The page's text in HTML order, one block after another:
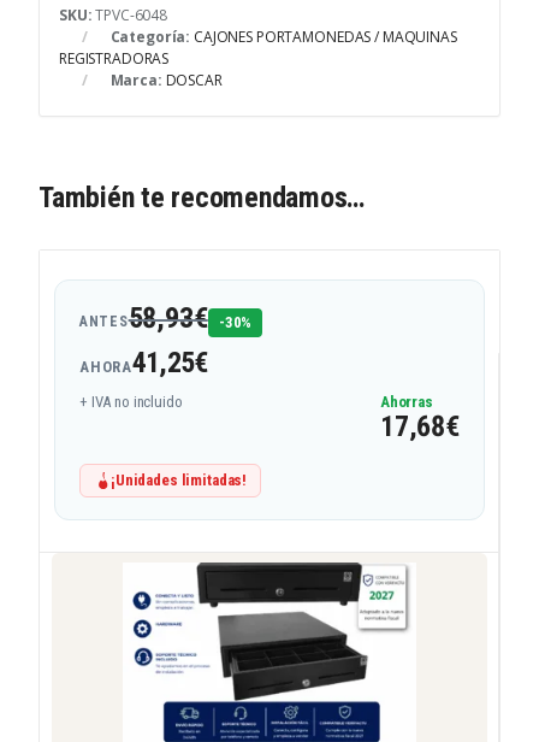
SKU:TPVC-6048
Categoría: CAJONES PORTAMONEDAS / MAQUINAS
REGISTRADORAS
Marca: DOSCAR
También te recomendamos…
ANTES58,93€ -30%
AHORA41,25€
+ IVA no incluido Ahorras
17,68€
¡Unidades limitadas!